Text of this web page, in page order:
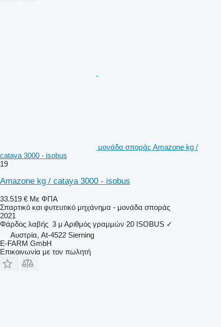
μονάδα σποράς Amazone kg /
cataya 3000 - isobus
19
Amazone kg / cataya 3000 - isobus
33.519 € Με ΦΠΑ
Σπαρτικό και φυτευτικό μηχάνημα - μονάδα σποράς
2021
Φάρδος λαβής 3 μ Αριθμός γραμμών 20 ISOBUS ✓
Αυστρία, At-4522 Sierning
E-FARM GmbH
Επικοινωνία με τον πωλητή